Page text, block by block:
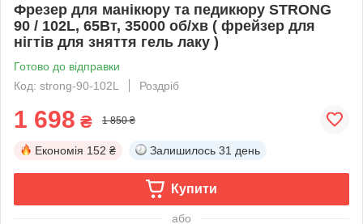
Фрезер для манікюру та педикюру STRONG
90 / 102L, 65Вт, 35000 об/хв ( фрейзер для
нігтів для зняття гель лаку )
Готово до відправки
Код: strong-90-102L
Роздріб
1 698 ₴ 1 850 ₴
Економія 152 ₴ Залишилось 31 день
Купити
або